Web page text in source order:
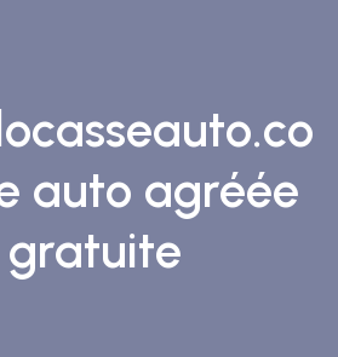
auto agréée